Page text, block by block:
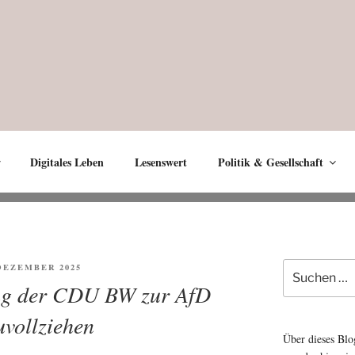
Digitales Leben Lesenswert Politik & Gesellschaft
2025
der CDU BW zur AfD
Suche
nach:
Über dieses